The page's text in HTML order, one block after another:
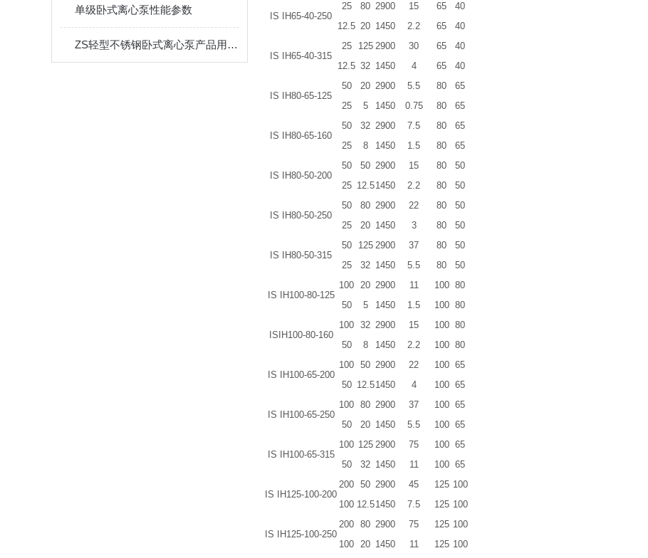
单级卧式离心泵性能参数
ZS轻型不锈钢卧式离心泵产品用途和使用方法
IS IH65-40-250
25 80 2900 15 65
40
12.5 20 1450 2.2 65 40
IS IH65-40-315
25 125 2900 30 65
40
12.5 32 1450 4 65 40
IS IH80-65-125
50 20 2900 5.5 80
65
25
5 1450 0.75 80 65
IS IH80-65-160
50 32 2900 7.5 80
65
25
8 1450 1.5 80 65
IS IH80-50-200
50 50 2900 15 80
50
25 12.51450 2.2 80 50
IS IH80-50-250
50 80 2900 22 80
50
25
20 1450 3 80 50
IS IH80-50-315
50 125 2900 37 80
50
25
32 1450 5.5 80 50
IS IH100-80-125
100 20 2900 11 100 80
50
5 1450 1.5 100 80
ISIH100-80-160
100 32 2900 15 100 80
50
8 1450 2.2 100 80
IS IH100-65-200
100 50 2900 22 100 65
50 12.51450 4 100 65
IS IH100-65-250
100 80 2900 37 100 65
50
20 1450 5.5 100 65
IS IH100-65-315
100 125 2900 75 100 65
50
32 1450 11 100 65
IS IH125-100-200
200 50 2900 45 125 100
100 12.51450 7.5 125 100
IS IH125-100-250
200 80 2900 75 125 100
100 20 1450 11 125 100